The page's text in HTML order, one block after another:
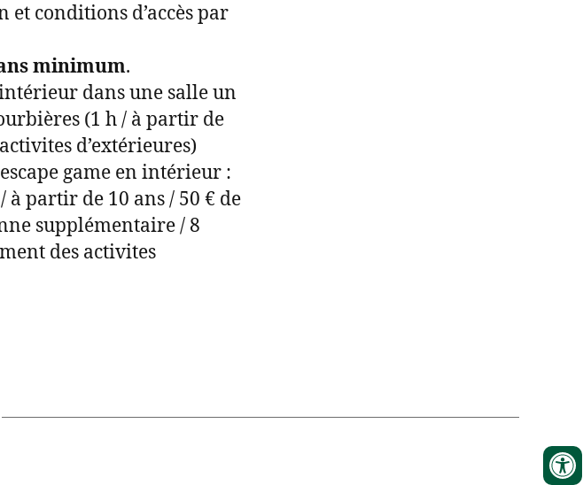
conditions d’accès par
minimum.
dans une salle un
(1 h / à partir de
d’extérieures)
game en intérieur :
à partir de 10 ans / 50 € de
supplémentaire / 8
des activites